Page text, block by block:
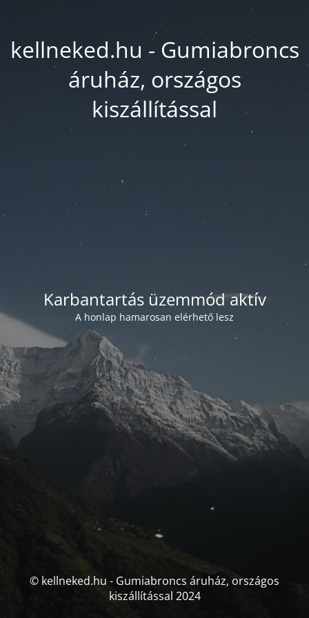
kellneked.hu - Gumiabroncs
áruház, országos
kiszállítással
Karbantartás üzemmód aktív
A honlap hamarosan elérhető lesz
© kellneked.hu - Gumiabroncs áruház, országos
kiszállítással 2024